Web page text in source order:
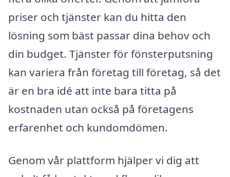
priser och tjänster kan du hitta den
lösning som bäst passar dina behov och
din budget. Tjänster för fönsterputsning
kan variera från företag till företag, så det
är en bra idé att inte bara titta på
kostnaden utan också på företagens
erfarenhet och kundomdömen.
Genom vår plattform hjälper vi dig att